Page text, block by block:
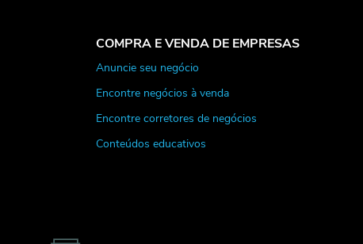
COMPRA E VENDA DE EMPRESAS
Anuncie seu negócio
Encontre negócios à venda
Encontre corretores de negócios
Conteúdos educativos